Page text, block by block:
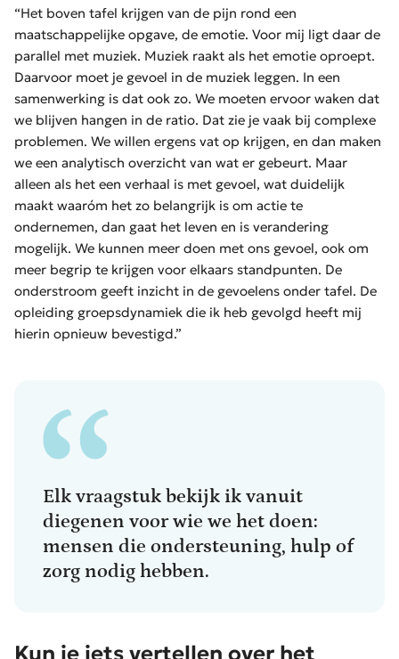
“Het boven tafel krijgen van de pijn rond een
maatschappelijke opgave, de emotie. Voor mij ligt daar de
parallel met muziek. Muziek raakt als het emotie oproept.
Daarvoor moet je gevoel in de muziek leggen. In een
samenwerking is dat ook zo. We moeten ervoor waken dat
we blijven hangen in de ratio. Dat zie je vaak bij complexe
problemen. We willen ergens vat op krijgen, en dan maken
we een analytisch overzicht van wat er gebeurt. Maar
alleen als het een verhaal is met gevoel, wat duidelijk
maakt waaróm het zo belangrijk is om actie te
ondernemen, dan gaat het leven en is verandering
mogelijk. We kunnen meer doen met ons gevoel, ook om
meer begrip te krijgen voor elkaars standpunten. De
onderstroom geeft inzicht in de gevoelens onder tafel. De
opleiding groepsdynamiek die ik heb gevolgd heeft mij
hierin opnieuw bevestigd.”
Elk vraagstuk bekijk ik vanuit
diegenen voor wie we het doen:
mensen die ondersteuning, hulp of
zorg nodig hebben.
Kun je iets vertellen over het